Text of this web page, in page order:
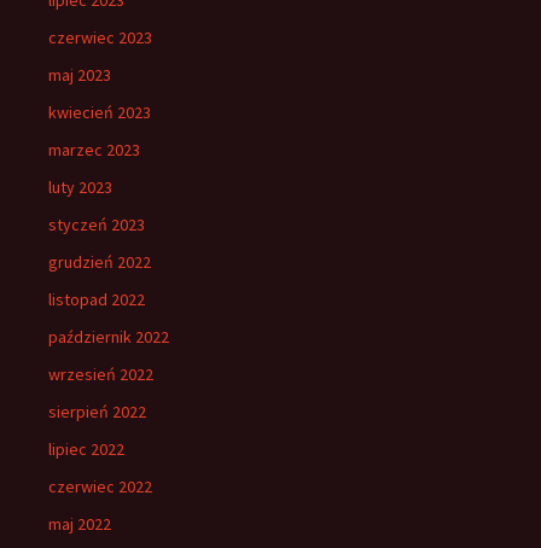
czerwiec 2023
maj 2023
kwiecień 2023
marzec 2023
luty 2023
styczeń 2023
grudzień 2022
listopad 2022
październik 2022
wrzesień 2022
sierpień 2022
lipiec 2022
czerwiec 2022
maj 2022